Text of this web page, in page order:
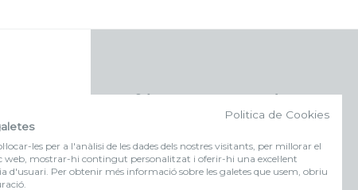
f (NEWSLETTER)
FORMULARIO DE
Politica de Cookies
les per a l'anàlisi de les dades dels nostres visitants, per millorar el
web, mostrar-hi contingut personalitzat i oferir-hi una excel·lent
d'usuari. Per obtenir més informació sobre les galetes que usem, obriu